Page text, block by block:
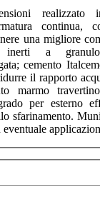
realizzato
continua,
una migliore
inerti a
cemento
il rapporto
marmo
per esterno
sfarinamento.